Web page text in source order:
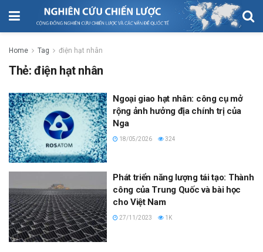
Home Tag điện hạt nhân
Thẻ:điện hạt nhân
Ngoại giao hạt nhân: công cụ mở
rộng ảnh hưởng địa chính trị của
Nga
18/05/2026 324
Phát triển năng lượng tái tạo: Thành
công của Trung Quốc và bài học
cho Việt Nam
27/11/2023 1K